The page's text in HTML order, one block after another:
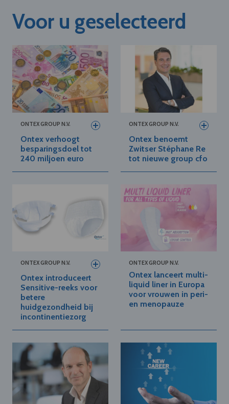
Voor u geselecteerd
ONTEX GROUP N.V.
Ontex verhoogt
besparingsdoel tot
240 miljoen euro
ONTEX GROUP N.V.
Ontex benoemt
Zwitser Stéphane Re
tot nieuwe group cfo
ONTEX GROUP N.V.
Ontex introduceert
Sensitive-reeks voor
betere
huidgezondheid bij
incontinentiezorg
ONTEX GROUP N.V.
Ontex lanceert multi-
liquid liner in Europa
voor vrouwen in peri-
en menopauze